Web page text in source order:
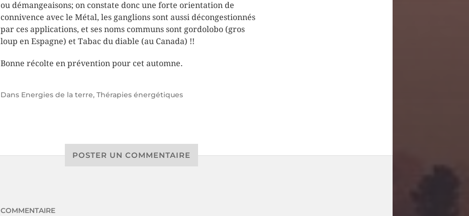
ou démangeaisons; on constate donc une forte orientation de
connivence avec le Métal, les ganglions sont aussi décongestionnés
par ces applications, et ses noms communs sont gordolobo (gros
loup en Espagne) et Tabac du diable (au Canada) !!
Bonne récolte en prévention pour cet automne.
Dans Energies de la terre, Thérapies énergétiques
POSTER UN COMMENTAIRE
COMMENTAIRE